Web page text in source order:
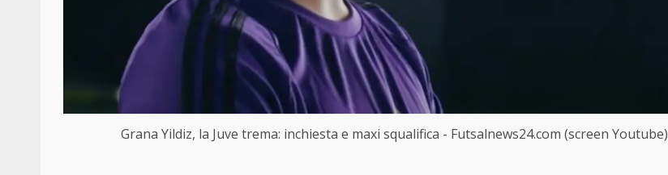
Grana Yildiz, la Juve trema: inchiesta e maxi squalifica - Futsalnews24.com (screen Youtube)